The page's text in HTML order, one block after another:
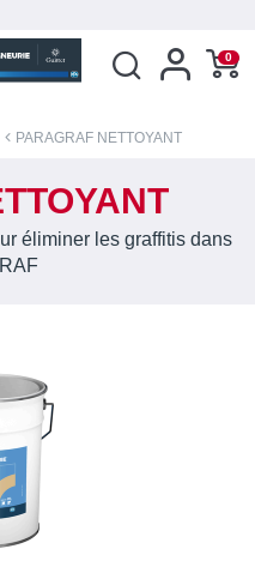
0
PARAGRAF NETTOYANT
éliminer les graffitis dans